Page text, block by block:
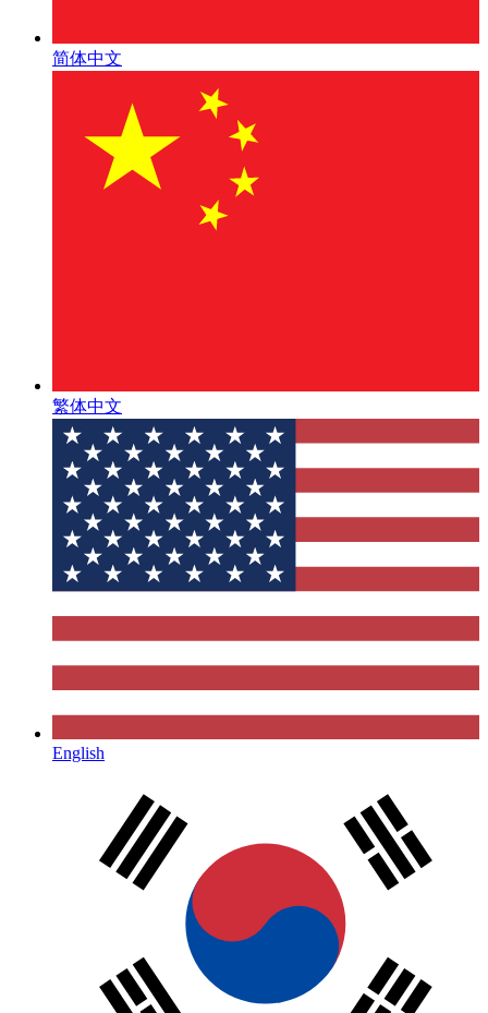
简体中文
繁体中文
English